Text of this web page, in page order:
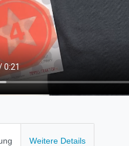
Weitere Details